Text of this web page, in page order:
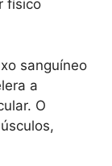
físico
sanguíneo
a
O